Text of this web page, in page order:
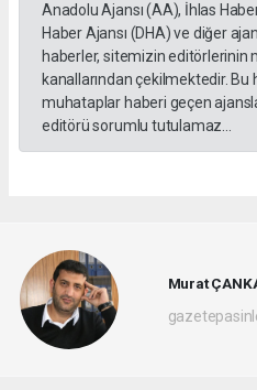
Anadolu Ajansı (AA), İhlas
Haber Ajansı (DHA) ve diğer
haberler, sitemizin editörlerinin
kanallarından çekilmektedir.
muhataplar haberi geçen
editörü sorumlu tutulamaz...
Murat